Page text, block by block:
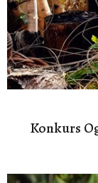
Konkurs